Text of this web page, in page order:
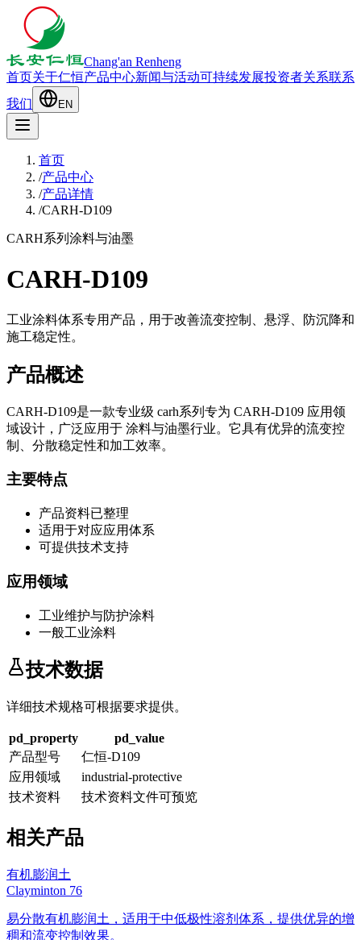
Chang'an Renheng
首页关于仁恒产品中心新闻与活动可持续发展投资者关系联系
我们
EN
首页
/产品中心
/产品详情
/CARH-D109
CARH系列 涂料与油墨
CARH-D109
工业涂料体系专用产品，用于改善流变控制、悬浮、防沉降和
施工稳定性。
产品概述
CARH-D109是一款专业级 carh系列 专为 CARH-D109 应用领
域设计，广泛应用于 涂料与油墨行业。它具有优异的流变控
制、分散稳定性和加工效率。
主要特点
产品资料已整理
适用于对应应用体系
可提供技术支持
应用领域
工业维护与防护涂料
一般工业涂料
技术数据
详细技术规格可根据要求提供。
pd_property
pd_value
产品型号
仁恒-D109
应用领域
industrial-protective
技术资料
技术资料文件可预览
相关产品
有机膨润土
Clayminton 76
易分散有机膨润土，适用于中低极性溶剂体系，提供优异的增
稠和流变控制效果。